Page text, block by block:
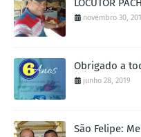
LOCUTOR
novembro 30,
Obrigado a
junho 28, 2019
São Felipe: